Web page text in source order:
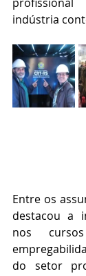
indústria
Entre os
destacou a
nos
do setor